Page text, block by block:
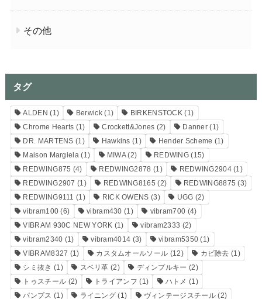
その他
タグ
ALDEN (1) Berwick(1) BIRKENSTOCK (1)
Chrome Hearts (1) Crockett&Jones (2) Danner (1)
DR. MARTENS (1) Hawkins (1) Hender Scheme (1)
Maison Margiela(1) MIWA(2) REDWING (15)
REDWING875 (4) REDWING2878 (1) REDWING2904(1)
REDWING2907 (1) REDWING8165 (2) REDWING8875 (3)
REDWING9111 (1) RICK OWENS (3) UGG (2)
vibram100 (6) vibram430 (1) vibram700 (4)
VIBRAM 930C NEW YORK (1) vibram2333 (2)
vibram2340 (1) vibram4014 (3) vibram5350 (1)
VIBRAM8327 (1) カスタムオールソール (12) カビ除去 (1)
シミ抜き (1) スベリ革 (2) ディンプルキー (2)
トゥスチール (2) トライアンフ (1) ハトメ (1)
パンプス (1) ライニング (1) ヴィンテージスチール(2)